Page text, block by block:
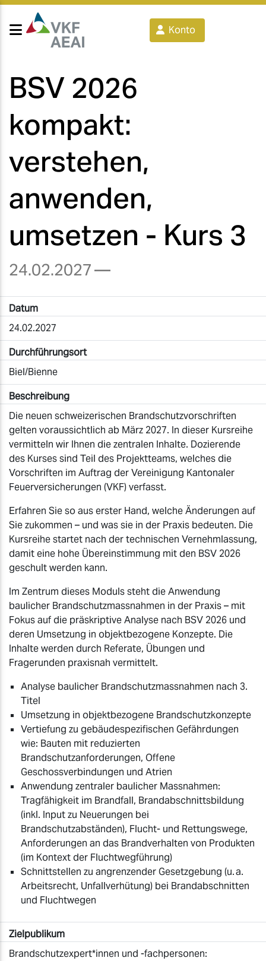
Konto
BSV 2026
kompakt:
verstehen,
anwenden,
umsetzen - Kurs 3
24.02.2027—
Datum
24.02.2027
Durchführungsort
Biel/Bienne
Beschreibung
Die neuen schweizerischen Brandschutzvorschriften
gelten voraussichtlich ab März 2027. In dieser Kursreihe
vermitteln wir Ihnen die zentralen Inhalte. Dozierende
des Kurses sind Teil des Projektteams, welches die
Vorschriften im Auftrag der Vereinigung Kantonaler
Feuerversicherungen (VKF) verfasst.
Erfahren Sie so aus erster Hand, welche Änderungen auf
Sie zukommen – und was sie in der Praxis bedeuten. Die
Kursreihe startet nach der technischen Vernehmlassung,
damit eine hohe Übereinstimmung mit den BSV 2026
geschult werden kann.
Im Zentrum dieses Moduls steht die Anwendung
baulicher Brandschutzmassnahmen in der Praxis – mit
Fokus auf die präskriptive Analyse nach BSV 2026 und
deren Umsetzung in objektbezogene Konzepte. Die
Inhalte werden durch Referate, Übungen und
Fragerunden praxisnah vermittelt.
Analyse baulicher Brandschutzmassnahmen nach 3.
Titel
Umsetzung in objektbezogene Brandschutzkonzepte
Vertiefung zu gebäudespezifischen Gefährdungen
wie: Bauten mit reduzierten
Brandschutzanforderungen, Offene
Geschossverbindungen und Atrien
Anwendung zentraler baulicher Massnahmen:
Tragfähigkeit im Brandfall, Brandabschnittsbildung
(inkl. Input zu Neuerungen bei
Brandschutzabständen), Flucht- und Rettungswege,
Anforderungen an das Brandverhalten von Produkten
(im Kontext der Fluchtwegführung)
Schnittstellen zu angrenzender Gesetzgebung (u. a.
Arbeitsrecht, Unfallverhütung) bei Brandabschnitten
und Fluchtwegen
Zielpublikum
Brandschutzexpert*innen und -fachpersonen: